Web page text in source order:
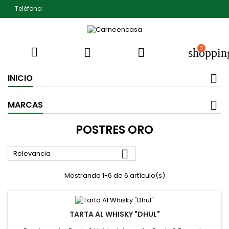
Teléfono:
   0
INICIO
MARCAS
POSTRES ORO
Relevancia 
Mostrando 1-6 de 6 artículo(s)
TARTA AL WHISKY "DHUL"